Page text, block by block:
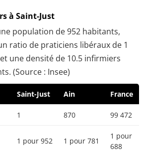
à Saint-Just
population de 952 habitants,
ratio de praticiens libéraux de 1
une densité de 10.5 infirmiers
(Source : Insee)
Saint-Just Ain France
1 870 99 472
1 pour 952 1 pour 781
1 pour
688